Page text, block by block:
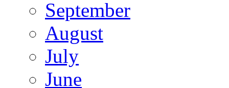
September
August
July
June